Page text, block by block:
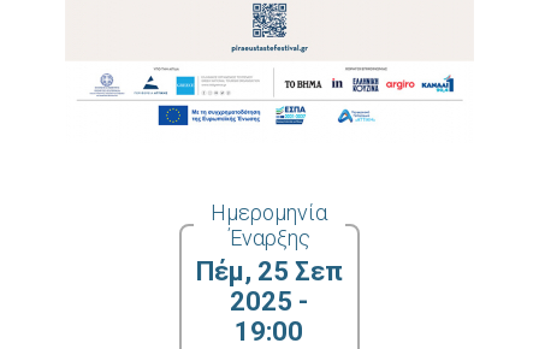
Ημερομηνία
Έναρξης
Πέμ, 25 Σεπ
2025 -
19:00